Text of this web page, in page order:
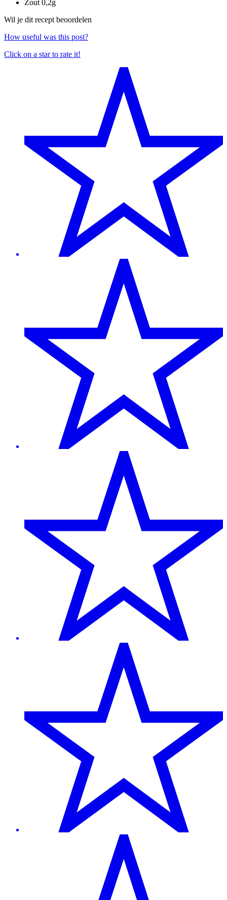
Zout 0,2g
Wil je dit recept beoordelen
How useful was this post?
Click on a star to rate it!